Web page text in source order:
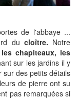
de l'abbaye ...
du cloître. Notre
les chapiteaux, les
sur les jardins il y
sur des petits détails
de pierre ont su
pas remarquées si